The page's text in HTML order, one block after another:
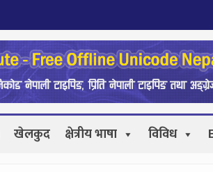
खेलकुद क्षेत्रीय भाषा विविध